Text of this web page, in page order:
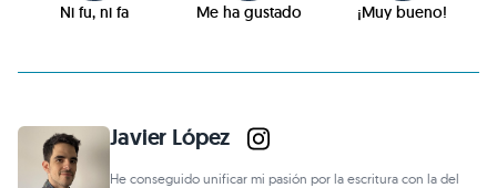
Ni fu, ni fa Me ha gustado ¡Muy bueno!
Javier López
He conseguido unificar mi pasión por la escritura con la del